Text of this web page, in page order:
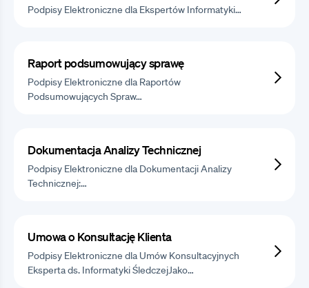
Podpisy Elektroniczne dla Ekspertów Informatyki…
Raport podsumowujący sprawę
Podpisy Elektroniczne dla Raportów
Podsumowujących Spraw…
Dokumentacja Analizy Technicznej
Podpisy Elektroniczne dla Dokumentacji Analizy
Technicznej:…
Umowa o Konsultację Klienta
Podpisy Elektroniczne dla Umów Konsultacyjnych
Eksperta ds. Informatyki ŚledczejJako…